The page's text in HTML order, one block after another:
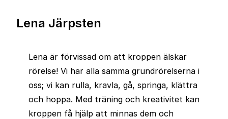
Lena Järpsten
Lena är förvissad om att kroppen älskar
rörelse! Vi har alla samma grundrörelserna i
oss; vi kan rulla, kravla, gå, springa, klättra
och hoppa. Med träning och kreativitet kan
kroppen få hjälp att minnas dem och